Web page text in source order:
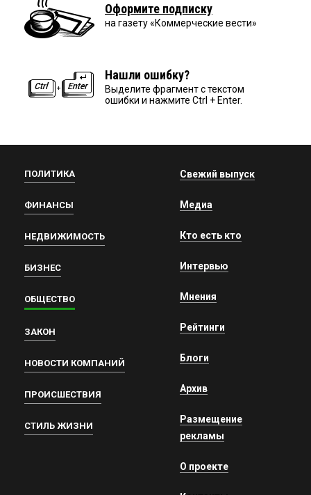
Оформите подписку
на газету «Коммерческие вести»
Нашли ошибку?
Выделите фрагмент с текстом
ошибки и нажмите Ctrl + Enter.
ПОЛИТИКА
ФИНАНСЫ
НЕДВИЖИМОСТЬ
БИЗНЕС
ОБЩЕСТВО
ЗАКОН
НОВОСТИ КОМПАНИЙ
ПРОИСШЕСТВИЯ
СТИЛЬ ЖИЗНИ
Свежий выпуск
Медиа
Кто есть кто
Интервью
Мнения
Рейтинги
Блоги
Архив
Размещение
рекламы
О проекте